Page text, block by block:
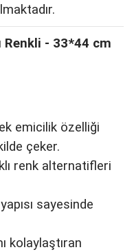
Renkli - 33*44 cm
emicilik özelliği
çeker.
renk alternatifleri
yapısı sayesinde
kolaylaştıran